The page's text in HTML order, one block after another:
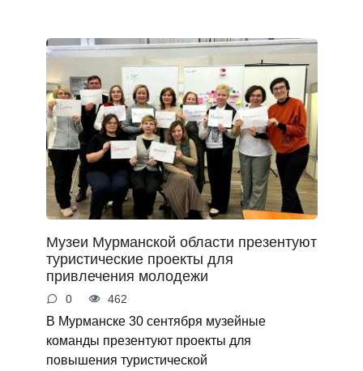
Музеи Мурманской области презентуют
туристические проекты для
привлечения молодежи
0 462
В Мурманске 30 сентября музейные
команды презентуют проекты для
повышения туристической